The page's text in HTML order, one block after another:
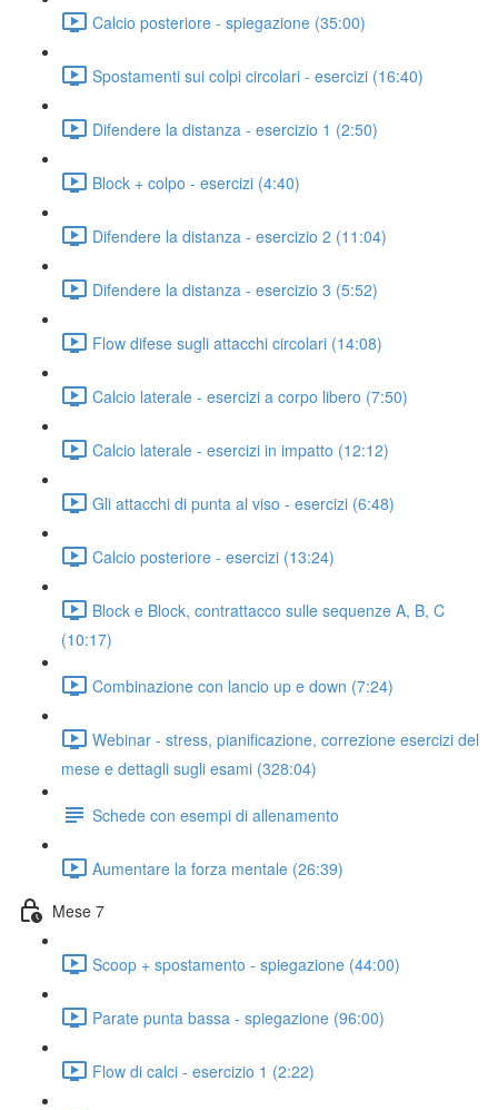
Calcio posteriore - spiegazione (35:00)
Spostamenti sui colpi circolari - esercizi (16:40)
Difendere la distanza - esercizio 1 (2:50)
Block + colpo - esercizi (4:40)
Difendere la distanza - esercizio 2 (11:04)
Difendere la distanza - esercizio 3 (5:52)
Flow difese sugli attacchi circolari (14:08)
Calcio laterale - esercizi a corpo libero (7:50)
Calcio laterale - esercizi in impatto (12:12)
Gli attacchi di punta al viso - esercizi (6:48)
Calcio posteriore - esercizi (13:24)
Block e Block, contrattacco sulle sequenze A, B, C
(10:17)
Combinazione con lancio up e down (7:24)
Webinar - stress, pianificazione, correzione esercizi del
mese e dettagli sugli esami (328:04)
Schede con esempi di allenamento
Aumentare la forza mentale (26:39)
Mese 7
Scoop + spostamento - spiegazione (44:00)
Parate punta bassa - spiegazione (96:00)
Flow di calci - esercizio 1 (2:22)